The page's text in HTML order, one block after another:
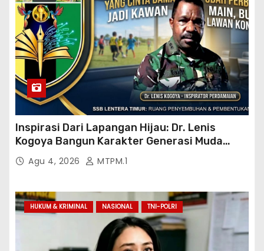
Inspirasi Dari Lapangan Hijau: Dr. Lenis
Kogoya Bangun Karakter Generasi Muda
PapuaAgu 4, 2026 MTPM.1
HUKUM & KRIMINAL NASIONAL TNI-POLRI